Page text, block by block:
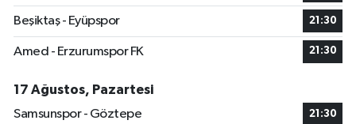
Beşiktaş - Eyüpspor 21:30
Amed - Erzurumspor FK 21:30
17 Ağustos, Pazartesi
Samsunspor - Göztepe
21:30